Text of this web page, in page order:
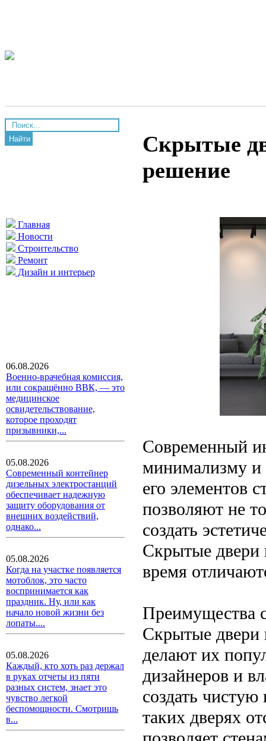
Найти
Главная
Новости
Строительство
Ремонт
Дизайн и интерьер
06.08.2026
Военно-врачебная комиссия,
или сокращённо ВВК, — это
медицинское
освидетельствование,
которое проходят
призывники,...
05.08.2026
Современный контейнер
дизельных электростанций
обеспечивает надежную
защиту оборудования от
внешних воздействий,
однако...
05.08.2026
Когда на участке появляется
мотоблок, это часто
воспринимается как
праздник. Ну, или как
начало новой жизни без
лопаты....
05.08.2026
Каждый, кто хоть раз держал
в руках отчеты из пяти
разных систем, знает это
чувство легкой
беспомощности. Смотришь
в...
Скрытые
решение
Современный
минимализму и
его элементов
позволяют не
создать
Скрытые двери
время
Преимущества
Скрытые двери
делают их
дизайнеров и
создать
таких дверях